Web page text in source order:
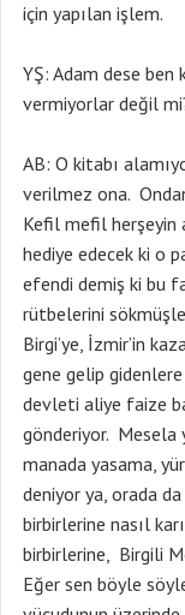
için yapılan işlem.
YŞ: Adam dese
vermiyorlar değil
AB: O kitabı
verilmez ona.
Kefil mefil herşeyin
hediye edecek ki o
efendi demiş ki bu
rütbelerini
Birgi’ye, İzmir’in
gene gelip
devleti aliye faize
gönderiyor. Mesela
manada yasama,
deniyor ya, orada
birbirlerine nasıl
birbirlerine, Birgili
Eğer sen böyle